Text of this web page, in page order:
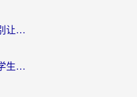
国外如何听国内音乐软件？别让地域限制，断了你的中文歌单
海外哪里能看奥运直播？留学生&海外华人必看的体育赛事观赛终极指南